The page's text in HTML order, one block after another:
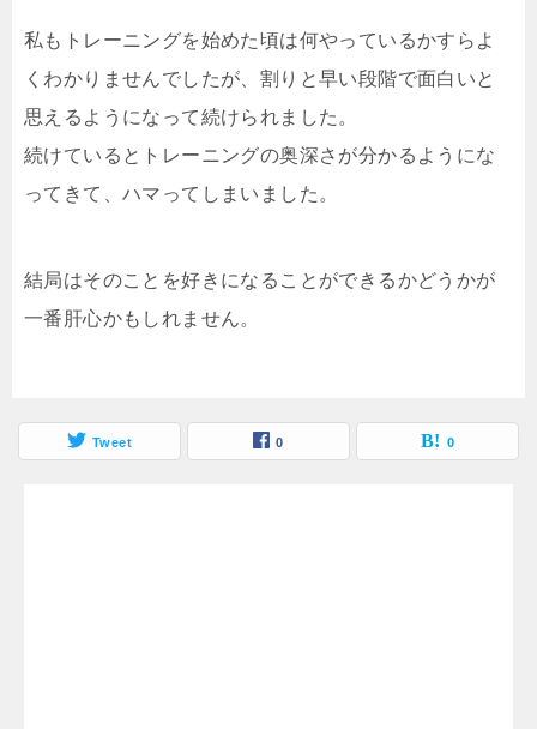
私もトレーニングを始めた頃は何やっているかすらよ
くわかりませんでしたが、割りと早い段階で面白いと
思えるようになって続けられました。
続けているとトレーニングの奥深さが分かるようにな
ってきて、ハマってしまいました。
結局はそのことを好きになることができるかどうかが
一番肝心かもしれません。
Tweet 0 0